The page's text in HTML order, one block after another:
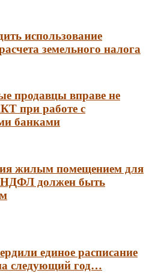
использование
земельного налога
продавцы вправе не
при работе с
банками
жилым помещением для
НДФЛ должен быть
единое расписание
следующий год…